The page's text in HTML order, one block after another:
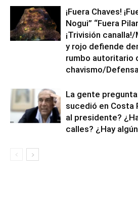
¡Fuera Chaves!
Nogui” “Fuera
¡Trivisión
y rojo defiende
rumbo autoritario
chavismo/
La gente
sucedió en Costa
al presidente?
calles? ¿Hay